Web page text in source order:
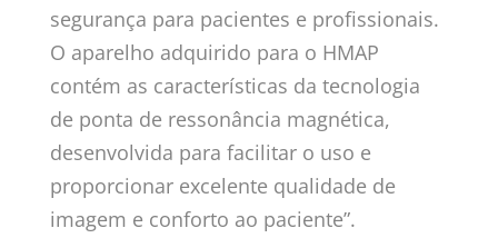
segurança para pacientes e profissionais.
O aparelho adquirido para o HMAP
contém as características da tecnologia
de ponta de ressonância magnética,
desenvolvida para facilitar o uso e
proporcionar excelente qualidade de
imagem e conforto ao paciente”.